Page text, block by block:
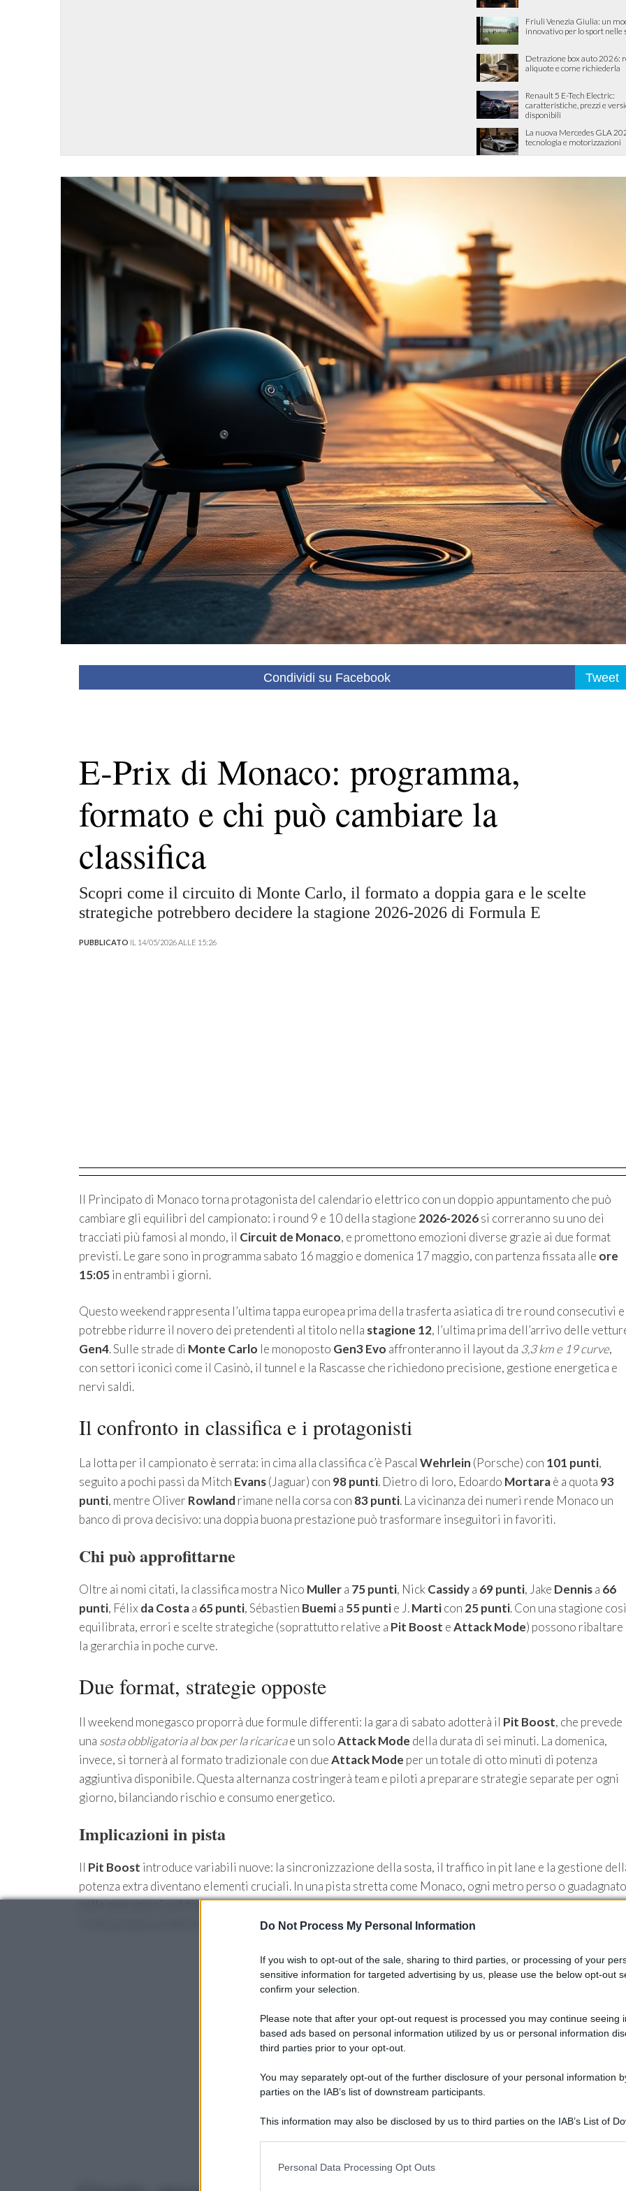
Do Not Process My Personal Information
If you wish to opt-out of the sale, sharing to third parties, or processing of your
sensitive information for targeted advertising by us, please use the below opt-out
confirm your selection.
Please note that after your opt-out request is processed you may continue seeing
based ads based on personal information utilized by us or personal information
third parties prior to your opt-out.
You may separately opt-out of the further disclosure of your personal information
parties on the IAB’s list of downstream participants.
This information may also be disclosed by us to third parties on the IAB’s List of
information including but not limited to your visit or usage behaviour. You may
Personal Data Processing Opt Outs
Friuli Venezia Giulia: un
innovativo per lo sport nelle
Detrazione box auto 2026:
aliquote e come richiederla
Renault 5 E-Tech Electric:
caratteristiche, prezzi e
disponibili
La nuova Mercedes GLA
tecnologia e motorizzazioni
Condividi su Facebook Tweet
E‑Prix di Monaco: programma,
formato e chi può cambiare la
classifica
Scopri come il circuito di Monte Carlo, il formato a doppia gara e le scelte
strategiche potrebbero decidere la stagione 2026-2026 di Formula E
PUBBLICATO IL 14/05/2026 ALLE 15:26
Il Principato di Monaco torna protagonista del calendario elettrico con un doppio appuntamento che può
cambiare gli equilibri del campionato: i round 9 e 10 della stagione 2026-2026si correranno su uno dei
tracciati più famosi al mondo, il Circuit de Monaco, e promettono emozioni diverse grazie ai due format
previsti. Le gare sono in programma sabato 16 maggio e domenica 17 maggio, con partenza fissata alle ore
15:05in entrambi i giorni.
Questo weekend rappresenta l’ultima tappa europea prima della trasferta asiatica di tre round consecutivi e
potrebbe ridurre il novero dei pretendenti al titolo nella stagione 12, l’ultima prima dell’arrivo delle
Gen4. Sulle strade di Monte Carlo le monoposto Gen3 Evo affronteranno il layout da 3,3 km e 19 curve,
con settori iconici come il Casinò, il tunnel e la Rascasse che richiedono precisione, gestione energetica e
nervi saldi.
Il confronto in classifica e i protagonisti
La lotta per il campionato è serrata: in cima alla classifica c’è Pascal Wehrlein (Porsche) con 101 punti,
seguito a pochi passi da Mitch Evans(Jaguar) con 98 punti. Dietro di loro, Edoardo Mortaraè a quota 93
punti, mentre Oliver Rowland rimane nella corsa con 83 punti. La vicinanza dei numeri rende Monaco un
banco di prova decisivo: una doppia buona prestazione può trasformare inseguitori in favoriti.
Chi può approfittarne
Oltre ai nomi citati, la classifica mostra Nico Mullera 75 punti, Nick Cassidya 69 punti, Jake Dennisa 66
punti, Félix da Costaa 65 punti, Sébastien Buemia 55 puntie J.Marticon 25 punti. Con una stagione così
equilibrata, errori e scelte strategiche (soprattutto relative a Pit Boost eAttack Mode) possono ribaltare
la gerarchia in poche curve.
Due format, strategie opposte
Il weekend monegasco proporrà due formule differenti: la gara di sabato adotterà il Pit Boost, che prevede
una sosta obbligatoria al box per la ricaricae un soloAttack Mode della durata di sei minuti. La domenica,
invece, si tornerà al formato tradizionale con dueAttack Mode per un totale di otto minuti di potenza
aggiuntiva disponibile. Questa alternanza costringerà team e piloti a preparare strategie separate per ogni
giorno, bilanciando rischio e consumo energetico.
Implicazioni in pista
Il Pit Boost introduce variabili nuove: la sincronizzazione della sosta, il traffico in pit lane e la gestione
potenza extra diventano elementi cruciali. In una pista stretta come Monaco, ogni metro perso o guadagnato
nelle operazioni può tradursi in posizioni guadagnate o perse, rendendo fondamentali la rapidità dei box e
l’interpretazione delle finestre strategiche.